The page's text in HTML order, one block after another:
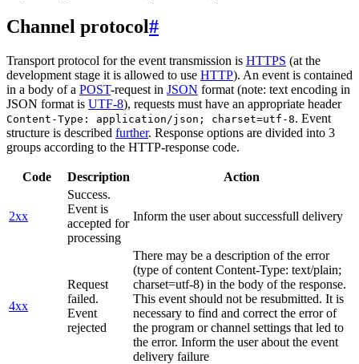
Channel protocol#
Transport protocol for the event transmission is HTTPS (at the
development stage it is allowed to use HTTP). An event is contained
in a body of a POST-request in JSON format (note: text encoding in
JSON format is UTF-8), requests must have an appropriate header
Content-Type: application/json; charset=utf-8. Event
structure is described further. Response options are divided into 3
groups according to the HTTP-response code.
Code Description Action
2xx
Success.
Event is
accepted for
processing
Inform the user about successfull delivery
4xx
Request
failed.
Event
rejected
There may be a description of the error
(type of content Content-Type: text/plain;
charset=utf-8) in the body of the response.
This event should not be resubmitted. It is
necessary to find and correct the error of
the program or channel settings that led to
the error. Inform the user about the event
delivery failure